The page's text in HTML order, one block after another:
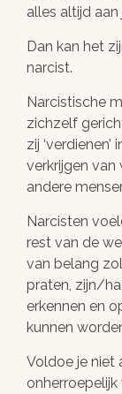
alles altijd
Dan kan het
narcist.
Narcistische
zichzelf
zij
verkrijgen van
andere
Narcisten
rest van de
van belang
praten, zijn/
erkennen en
kunnen
Voldoe je niet